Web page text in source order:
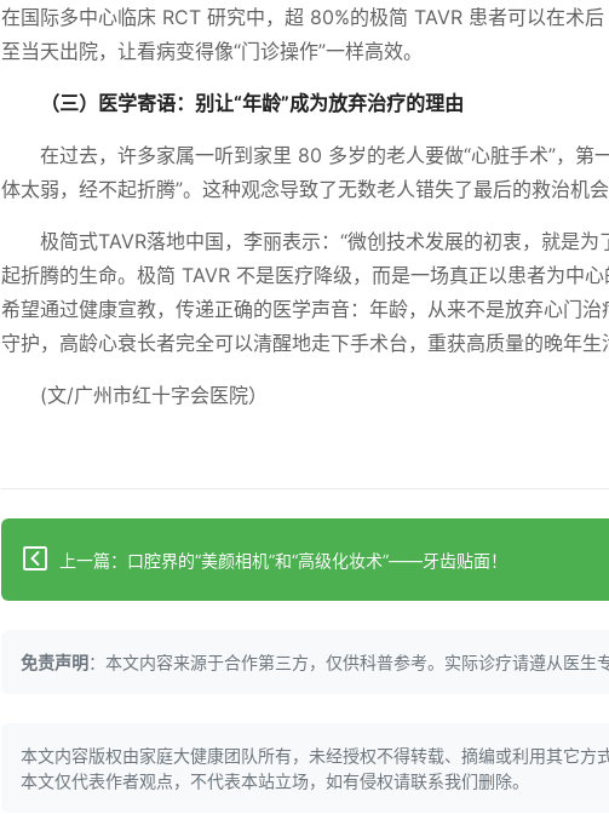
在国际多中心临床 RCT 研究中，超 80%的极简 TAVR 患者可以在术
至当天出院，让看病变得像“门诊操作”一样高效。
（三）医学寄语：别让“年龄”成为放弃治疗的理由
在过去，许多家属一听到家里 80 多岁的老人要做“心脏手术”，第
体太弱，经不起折腾”。这种观念导致了无数老人错失了最后的救治机会
极简式TAVR落地中国，李丽表示：“微创技术发展的初衷，就是
起折腾的生命。极简 TAVR 不是医疗降级，而是一场真正以患者为中心
希望通过健康宣教，传递正确的医学声音：年龄，从来不是放弃心门
守护，高龄心衰长者完全可以清醒地走下手术台，重获高质量的晚年生
(文/广州市红十字会医院）
上一篇：口腔界的“美颜相机”和“高级化妆术”——牙齿贴面！
免责声明：本文内容来源于合作第三方，仅供科普参考。实际诊疗请遵从医生
本文内容版权由家庭大健康团队所有，未经授权不得转载、摘编或利用其它方
本文仅代表作者观点，不代表本站立场，如有侵权请联系我们删除。